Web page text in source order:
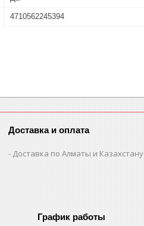
4710562245394
Доставка и оплата
Доставка по Алматы и Казахстану
График работы